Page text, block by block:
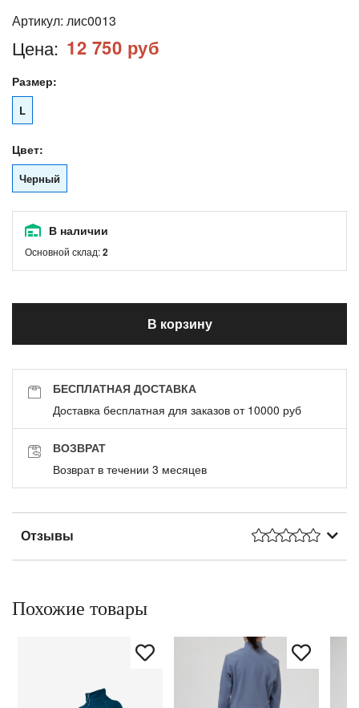
Артикул: лис0013
Цена: 12 750 руб
Размер:
L
Цвет:
Черный
В наличии
Основной склад:2
В корзину
БЕСПЛАТНАЯ ДОСТАВКА
Доставка бесплатная для заказов от 10000 руб
ВОЗВРАТ
Возврат в течении 3 месяцев
Отзывы
Похожие товары